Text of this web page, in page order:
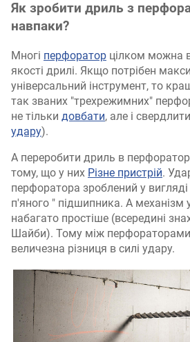
Як зробити дриль з
навпаки?
Многі перфоратор цілком можна
якості дрилі. Якщо потрібен
універсальний інструмент, то
так званих "трехрежимних"
не тільки довбати, але і
удару).
А переробити дриль в
тому, що у них Різне пристрій.
перфоратора зроблений у
п'яного " підшипника. А механізм
набагато простіше (всередині
Шайби). Тому між
величезна різниця в силі удару.